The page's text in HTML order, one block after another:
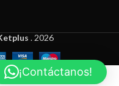
. 2026
¡Contáctanos!